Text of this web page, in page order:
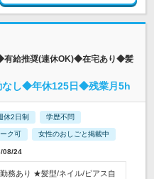
有給推奨(連休OK)◆在宅あり◆髪
なし◆年休125日◆残業月5h
休2日制 学歴不問
ク可 女性のおしごと掲載中
08/24
務あり ★髪型/ネイル/ピアス自